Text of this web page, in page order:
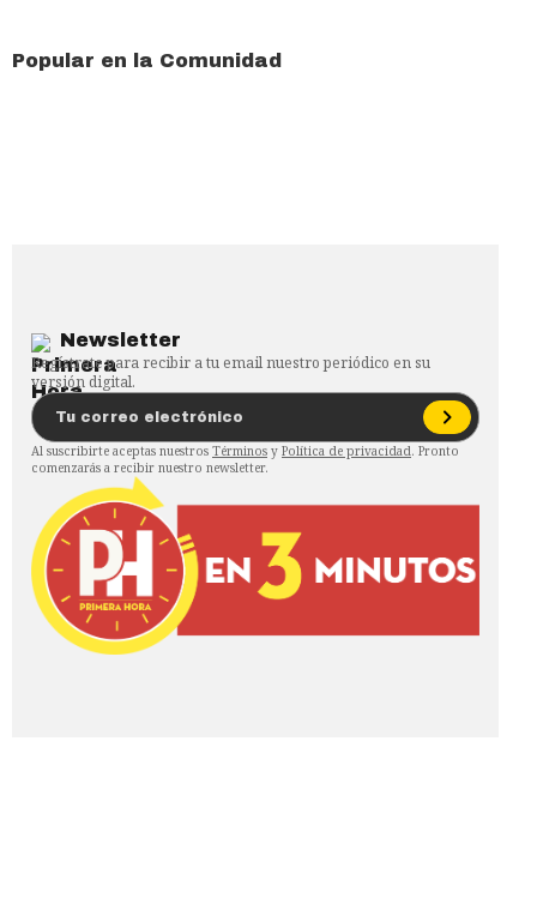
Popular en la Comunidad
Newsletter
Regístrate para recibir a tu email nuestro periódico en su
versión digital.
Al suscribirte aceptas nuestros Términos y Política de privacidad. Pronto
comenzarás a recibir nuestro newsletter.